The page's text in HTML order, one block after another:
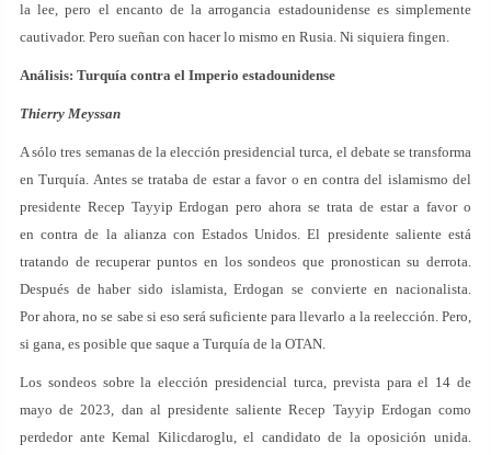
la lee, pero el encanto de la arrogancia estadounidense es simplemente
cautivador. Pero sueñan con hacer lo mismo en Rusia. Ni siquiera fingen.
Análisis: Turquía contra el Imperio estadounidense
Thierry Meyssan
A sólo tres semanas de la elección presidencial turca, el debate se transforma
en Turquía. Antes se trataba de estar a favor o en contra del islamismo del
presidente Recep Tayyip Erdogan pero ahora se trata de estar a favor o
en contra de la alianza con Estados Unidos. El presidente saliente está
tratando de recuperar puntos en los sondeos que pronostican su derrota.
Después de haber sido islamista, Erdogan se convierte en nacionalista.
Por ahora, no se sabe si eso será suficiente para llevarlo a la reelección. Pero,
si gana, es posible que saque a Turquía de la OTAN.
Los sondeos sobre la elección presidencial turca, prevista para el 14 de
mayo de 2023, dan al presidente saliente Recep Tayyip Erdogan como
perdedor ante Kemal Kilicdaroglu, el candidato de la oposición unida.